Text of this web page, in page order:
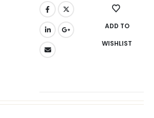
ADD TO
WISHLIST